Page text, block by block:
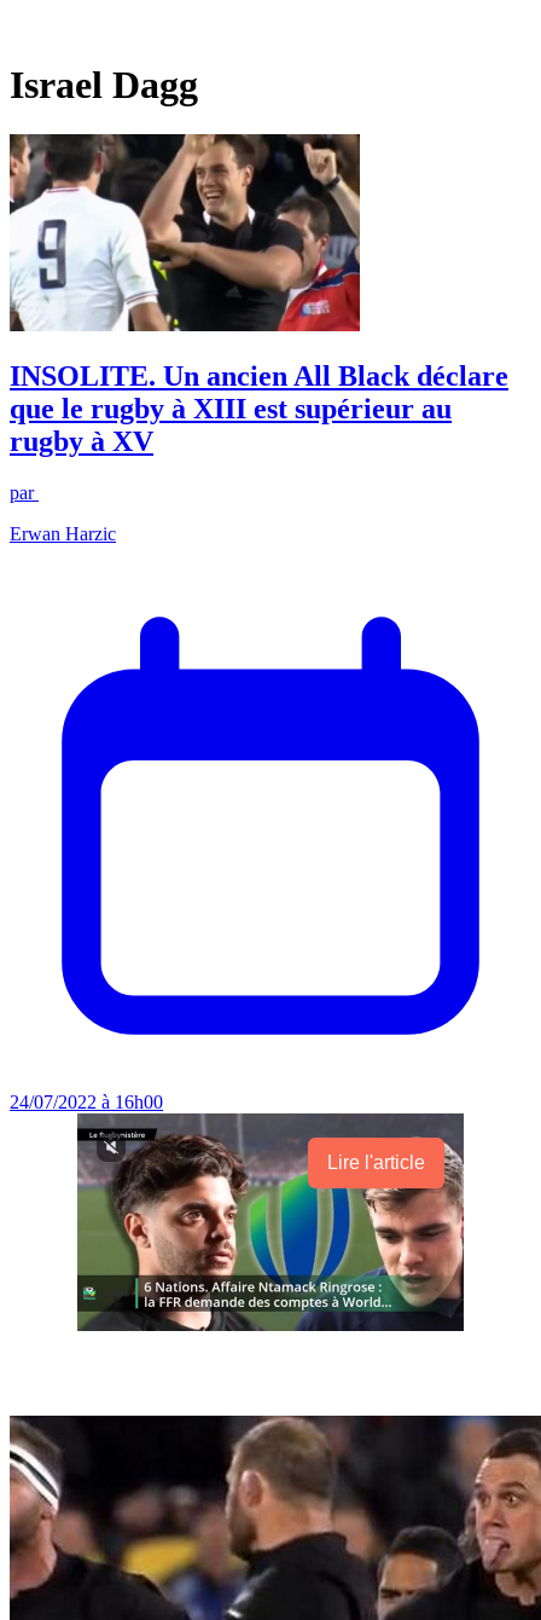
Israel Dagg
INSOLITE. Un ancien All Black déclare
que le rugby à XIII est supérieur au
rugby à XV
par
Erwan Harzic
24/07/2022 à 16h00
Lire l'article